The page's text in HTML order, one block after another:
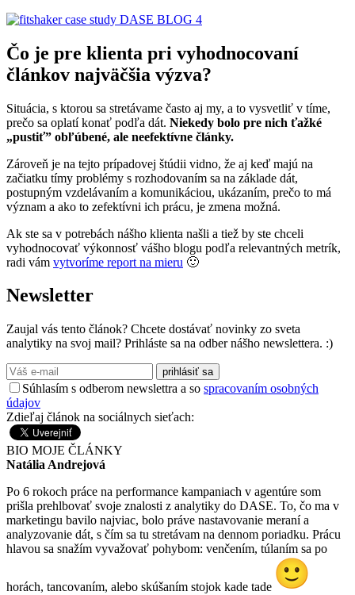
Čo je pre klienta pri vyhodnocovaní
článkov najväčšia výzva?
Situácia, s ktorou sa stretávame často aj my, a to vysvetliť v tíme,
prečo sa oplatí konať podľa dát. Niekedy bolo pre nich ťažké
„pustiť” obľúbené, ale neefektívne články.
Zároveň je na tejto prípadovej štúdii vidno, že aj keď majú na
začiatku tímy problémy s rozhodovaním sa na základe dát,
postupným vzdelávaním a komunikáciou, ukázaním, prečo to má
význam a ako to zefektívni ich prácu, je zmena možná.
Ak ste sa v potrebách nášho klienta našli a tiež by ste chceli
vyhodnocovať výkonnosť vášho blogu podľa relevantných metrík,
radi vám vytvoríme report na mieru 🙂
Newsletter
Zaujal vás tento článok? Chcete dostávať novinky zo sveta
analytiky na svoj mail? Prihláste sa na odber nášho newslettera. :)
prihlásiť sa
Súhlasím s odberom newslettra a so spracovaním osobných
údajov
Zdieľaj článok na sociálnych sieťach:
BIO MOJE ČLÁNKY
Natália Andrejová
Po 6 rokoch práce na performance kampaniach v agentúre som
prišla prehlbovať svoje znalosti z analytiky do DASE. To, čo ma v
marketingu bavilo najviac, bolo práve nastavovanie meraní a
analyzovanie dát, s čím sa tu stretávam na dennom poriadku. Prácu
hlavou sa snažím vyvažovať pohybom: venčením, túlaním sa po
horách, tancovaním, alebo skúšaním stojok kade tade